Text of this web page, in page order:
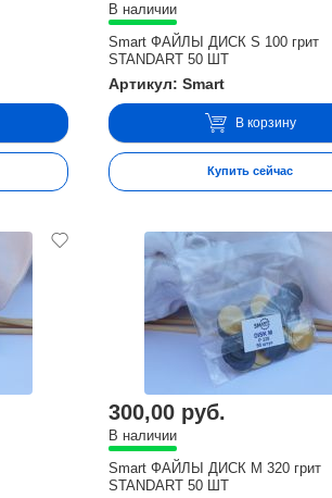
В наличии
Smart ФАЙЛЫ ДИСК S 100 грит
STANDART 50 ШТ
Артикул: Smart
В корзину
Купить сейчас
300,00 руб.
В наличии
Smart ФАЙЛЫ ДИСК М 320 грит
STANDART 50 ШТ